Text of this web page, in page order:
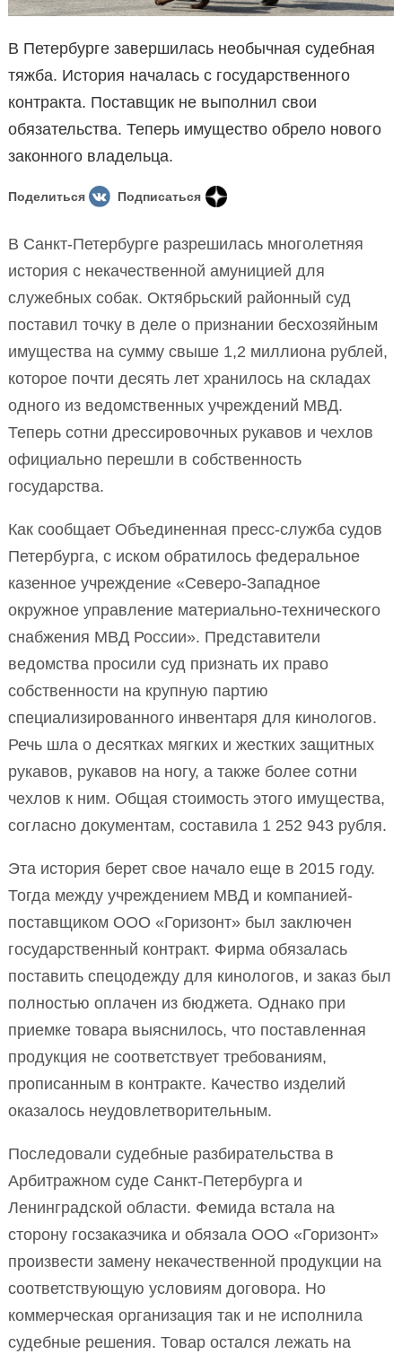
В Петербурге завершилась необычная судебная
тяжба. История началась с государственного
контракта. Поставщик не выполнил свои
обязательства. Теперь имущество обрело нового
законного владельца.
Поделиться Подписаться
В Санкт-Петербурге разрешилась многолетняя
история с некачественной амуницией для
служебных собак. Октябрьский районный суд
поставил точку в деле о признании бесхозяйным
имущества на сумму свыше 1,2 миллиона рублей,
которое почти десять лет хранилось на складах
одного из ведомственных учреждений МВД.
Теперь сотни дрессировочных рукавов и чехлов
официально перешли в собственность
государства.
Как сообщает Объединенная пресс-служба судов
Петербурга, с иском обратилось федеральное
казенное учреждение «Северо-Западное
окружное управление материально-технического
снабжения МВД России». Представители
ведомства просили суд признать их право
собственности на крупную партию
специализированного инвентаря для кинологов.
Речь шла о десятках мягких и жестких защитных
рукавов, рукавов на ногу, а также более сотни
чехлов к ним. Общая стоимость этого имущества,
согласно документам, составила 1 252 943 рубля.
Эта история берет свое начало еще в 2015 году.
Тогда между учреждением МВД и компанией-
поставщиком ООО «Горизонт» был заключен
государственный контракт. Фирма обязалась
поставить спецодежду для кинологов, и заказ был
полностью оплачен из бюджета. Однако при
приемке товара выяснилось, что поставленная
продукция не соответствует требованиям,
прописанным в контракте. Качество изделий
оказалось неудовлетворительным.
Последовали судебные разбирательства в
Арбитражном суде Санкт-Петербурга и
Ленинградской области. Фемида встала на
сторону госзаказчика и обязала ООО «Горизонт»
произвести замену некачественной продукции на
соответствующую условиям договора. Но
коммерческая организация так и не исполнила
судебные решения. Товар остался лежать на